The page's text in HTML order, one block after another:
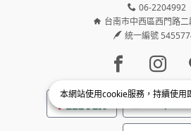
本網站使用cookie服務，持續使用
06-2204992
台南市中西區西門路
統一編號
Facebook